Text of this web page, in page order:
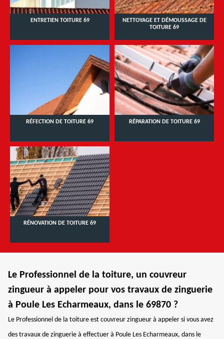
ENTRETIEN TOITURE 69
NETTOYAGE ET DÉMOUSSAGE DE
TOITURE 69
RÉFECTION DE TOITURE 69 RÉPARATION DE TOITURE 69
RÉNOVATION DE TOITURE 69
Le Professionnel de la toiture, un couvreur
zingueur à appeler pour vos travaux de zinguerie
à Poule Les Echarmeaux, dans le 69870 ?
Le Professionnel de la toiture est couvreur zingueur à appeler si vous avez
des travaux de zinguerie à effectuer à Poule Les Echarmeaux, dans le